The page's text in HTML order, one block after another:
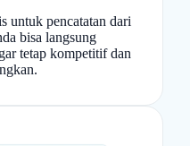
untuk pencatatan dari
bisa langsung
tetap kompetitif dan